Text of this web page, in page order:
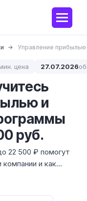
Управление
цена 27.07.2026
и
руб.
22 500 ₽ помогут
компании и как
тех, кто хочет